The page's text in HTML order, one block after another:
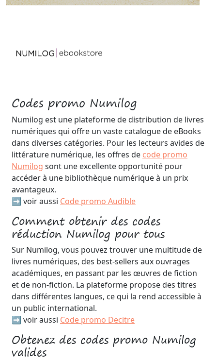
Codes promo Numilog
Numilog est une plateforme de distribution de livres
numériques qui offre un vaste catalogue de eBooks
dans diverses catégories. Pour les lecteurs avides de
littérature numérique, les offres de code promo
Numilog sont une excellente opportunité pour
accéder à une bibliothèque numérique à un prix
avantageux.
➡️ voir aussi Code promo Audible
Comment obtenir des codes
réduction Numilog pour tous
Sur Numilog, vous pouvez trouver une multitude de
livres numériques, des best-sellers aux ouvrages
académiques, en passant par les œuvres de fiction
et de non-fiction. La plateforme propose des titres
dans différentes langues, ce qui la rend accessible à
un public international.
➡️ voir aussi Code promo Decitre
Obtenez des codes promo Numilog
valides